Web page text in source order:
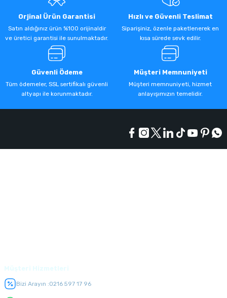
Orjinal Ürün Garantisi
Satın aldığınız ürün %100 orijinaldir
ve üretici garantisi ile sunulmaktadır.
Hızlı ve Güvenli Teslimat
Siparişiniz, özenle paketlenerek en
kısa sürede sevk edilir.
Güvenli Ödeme
Tüm ödemeler, SSL sertifikalı güvenli
altyapı ile korunmaktadır.
Müşteri Memnuniyeti
Müşteri memnuniyeti, hizmet
anlayışımızın temelidir.
Bizi Arayın :0216 597 17 96